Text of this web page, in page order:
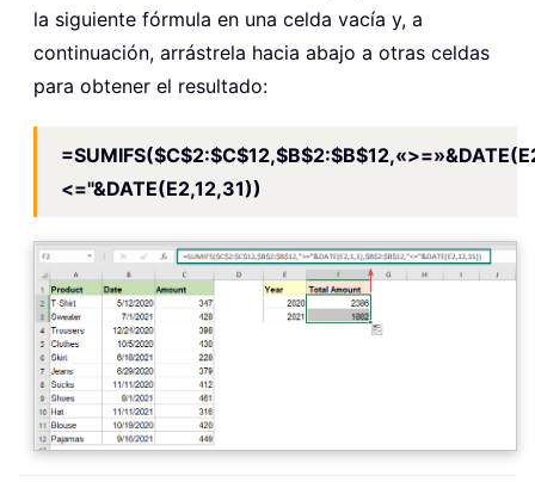
la siguiente fórmula en una celda vacía y, a
continuación, arrástrela hacia abajo a otras celdas
para obtener el resultado:
<="&DATE(E2,12,31))